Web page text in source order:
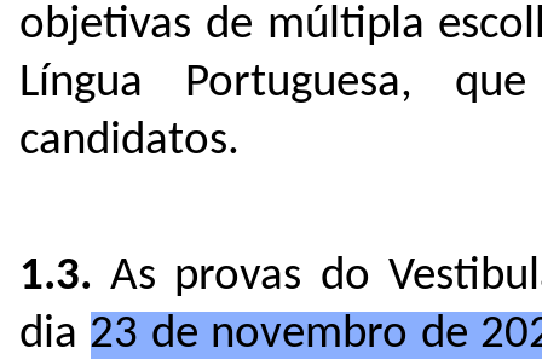
objetivas de múltipla
Língua Portuguesa,
candidatos.
1.3. As provas do
dia 23 de novembro de